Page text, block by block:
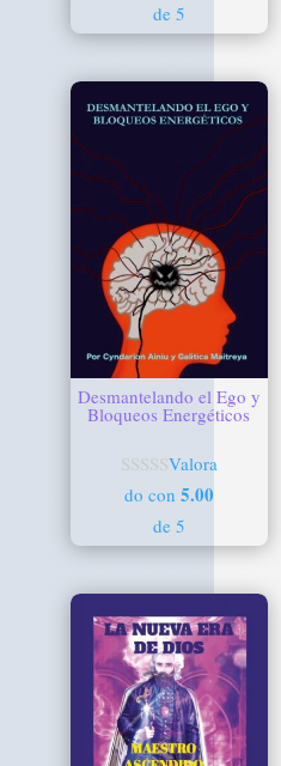
de 5
Desmantelando el Ego y
Bloqueos Energéticos
Valora
do con 5.00
de 5